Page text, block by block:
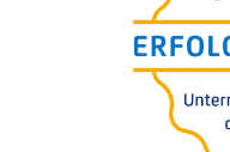
Für Sie